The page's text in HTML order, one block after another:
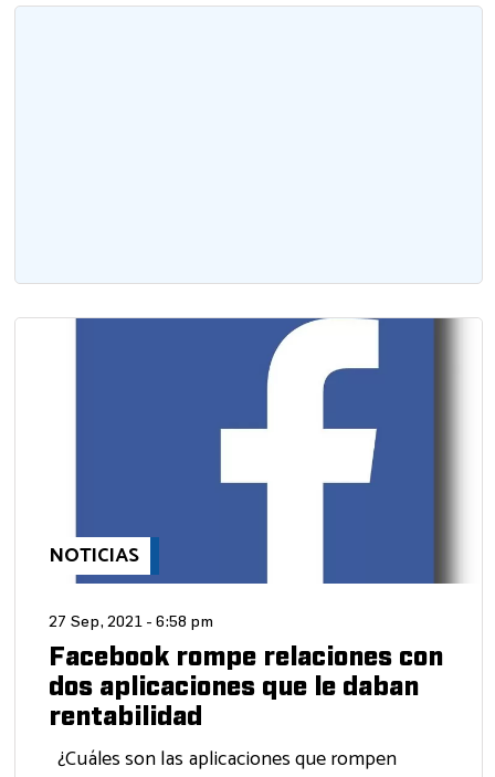
NOTICIAS
27 Sep, 2021 - 6:58 pm
Facebook rompe relaciones con
dos aplicaciones que le daban
rentabilidad
¿Cuáles son las aplicaciones que rompen